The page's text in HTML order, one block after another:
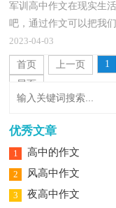
军训高中作文在现实生
吧，通过作文可以把我
么样的作文才能称之为
2023-04-03
首页 上一页 1
尾页
优秀文章
1 高中的作文
2 风高中作文
3 夜高中作文